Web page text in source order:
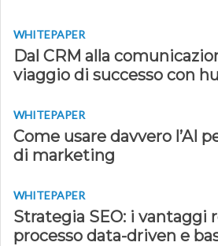
WHITEPAPER
Dal CRM alla
viaggio di successo con
WHITEPAPER
Come usare davvero l’AI
di marketing
WHITEPAPER
Strategia SEO: i vantaggi
processo data-driven e